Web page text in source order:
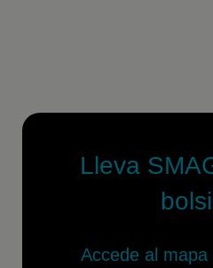
Lleva
Accede al mapa